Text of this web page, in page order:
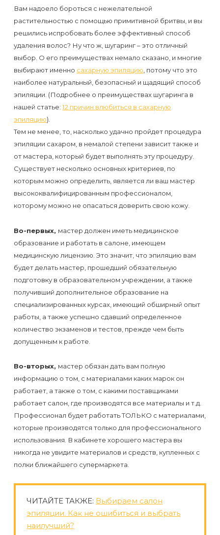
первый
раз
перед
важным
событием
Противопоказания
к
эпиляции
Что
знать
перед
визитом
косметологу?
Рекомендации
по
уходу
кожей
после
воском
или
сахаром
Виды
воска
Эпиляция
или
депиляция?
Вам надоело бороться с нежелательной
растительностью с помощью примитивной бритвы, и вы
решились испробовать более эффективный способ
удаления волос? Ну что ж, шугаринг – это отличный
выбор. О его преимуществах немало сказано, и многие
выбирают именно сахарную эпиляцию, потому что это
наиболее натуральный, безопасный и щадящий способ
эпиляции. (Подробнее о преимуществах шугаринга в
нашей статье:12 причин влюбиться в сахарную
эпиляцию).
Тем не менее, то, насколько удачно пройдет процедура
эпиляции сахаром, в немалой степени зависит также и
от мастера, который будет выполнять эту процедуру.
Существует несколько основных критериев, по
которым можно определить, является ли ваш мастер
высококвалифицированным профессионалом,
которому можно не опасаться доверить свою кожу.
Во-первых, мастер должен иметь медицинское
образование и работать в салоне, имеющем
медицинскую лицензию. Это значит, что эпиляцию вам
будет делать мастер, прошедший обязательную
подготовку в образовательном учреждении, а также
получивший дополнительное образование на
специализированных курсах, имеющий обширный опыт
работы, а также успешно сдавший определенное
количество экзаменов и тестов, прежде чем быть
допущенным к работе.
Во-вторых, мастер обязан дать вам полную
информацию о том, с материалами каких марок он
работает, а также о том, с какими поставщиками
работает салон, где производятся все материалы и т.д.
Профессионал будет работать ТОЛЬКО с материалами,
которые производятся только для профессионального
использования. В кабинете хорошего мастера вы
никогда не увидите материалов и средств, купленных с
полки ближайшего супермаркета.
ЧИТАЙТЕ ТАКЖЕ: Выбираем салон
эпиляции. Как не ошибиться и выбрать
наилучший?